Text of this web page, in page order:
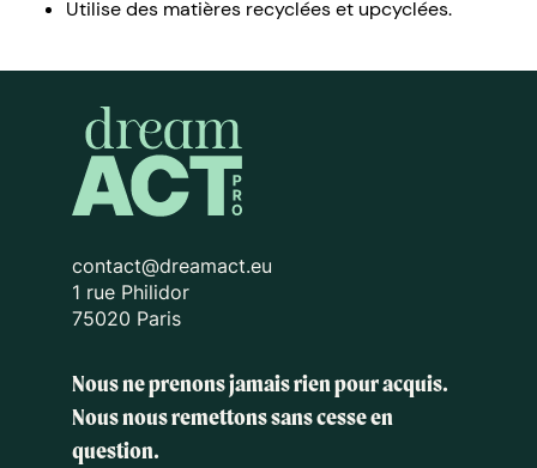
Utilise des matières recyclées et upcyclées.
contact@dreamact.eu
1 rue Philidor
75020 Paris
Nous ne prenons jamais rien pour acquis.
Nous nous remettons sans cesse en
question.